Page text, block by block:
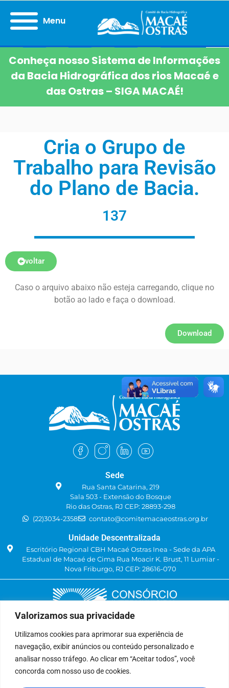
Valorizamos sua privacidade
Utilizamos cookies para aprimorar sua experiência de
navegação, exibir anúncios ou conteúdo personalizado e
analisar nosso tráfego. Ao clicar em “Aceitar todos”, você
concorda com nosso uso de cookies.
Menu
Conheça nosso Sistema de Informações
da Bacia Hidrográfica dos rios Macaé e
das Ostras – SIGA MACAÉ!
Cria o Grupo de
Trabalho para Revisão
do Plano de Bacia.
137
voltar
Caso o arquivo abaixo não esteja carregando, clique no
botão ao lado e faça o download.
Download
Sede
Rua Santa Catarina, 219
Sala 503 - Extensão do Bosque
Rio das Ostras, RJ CEP: 28893-298
(22)3034-2358
contato@comitemacaeostras.org.br
Unidade Descentralizada
Escritório Regional CBH Macaé Ostras Inea - Sede da APA
Estadual de Macaé de Cima Rua Moacir K. Brust, 11 Lumiar -
Nova Friburgo, RJ CEP: 28616-070
Delegatária (CILSJ)
Rua: Avenida Um, n° 01, Lote 01, Quadra 11